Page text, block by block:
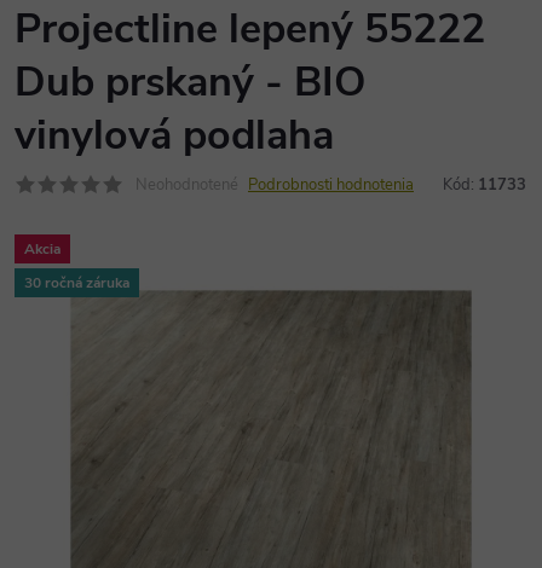
Projectline lepený 55222
Dub prskaný - BIO
vinylová podlaha
Neohodnotené Podrobnosti hodnotenia Kód: 11733
Akcia
30 ročná záruka